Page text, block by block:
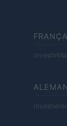
FRANÇA